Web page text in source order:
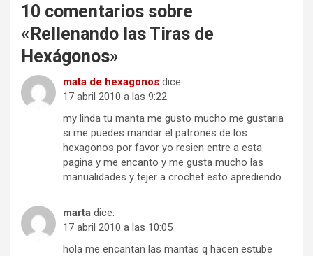
10 comentarios sobre
«Rellenando las Tiras de
Hexágonos»
mata de hexagonos dice:
17 abril 2010 a las 9:22
my linda tu manta me gusto mucho me gustaria
si me puedes mandar el patrones de los
hexagonos por favor yo resien entre a esta
pagina y me encanto y me gusta mucho las
manualidades y tejer a crochet esto aprediendo
marta dice:
17 abril 2010 a las 10:05
hola me encantan las mantas q hacen estube